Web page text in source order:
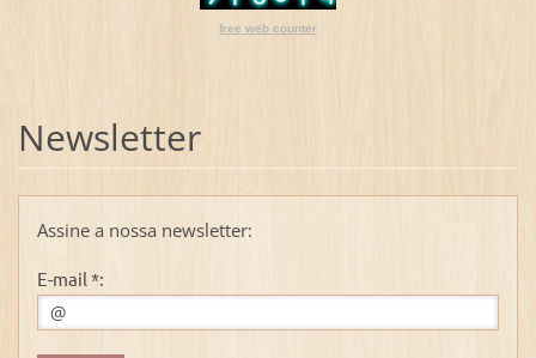
free web counter
Newsletter
Assine a nossa newsletter:
E-mail *: